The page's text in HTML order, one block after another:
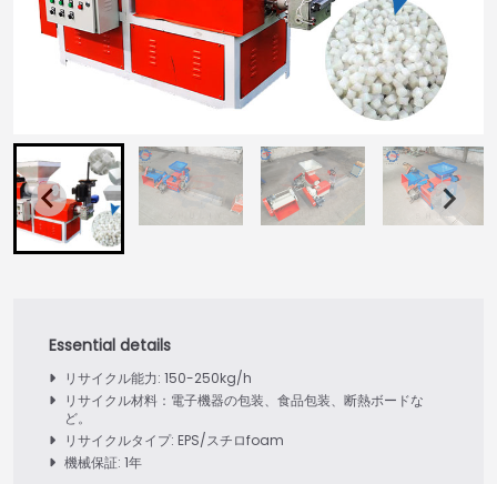
リサイクル能力: 150-250kg/h
リサイクル材料：電子機器の包装、食品包装、断熱ボードな
ど。
リサイクルタイプ: EPS/スチロfoam
機械保証: 1年